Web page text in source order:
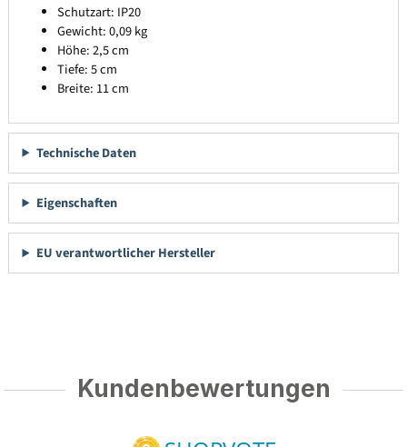
Schutzart: IP20
Gewicht: 0,09 kg
Höhe: 2,5 cm
Tiefe: 5 cm
Breite: 11 cm
Technische Daten
Eigenschaften
EU verantwortlicher Hersteller
Kundenbewertungen